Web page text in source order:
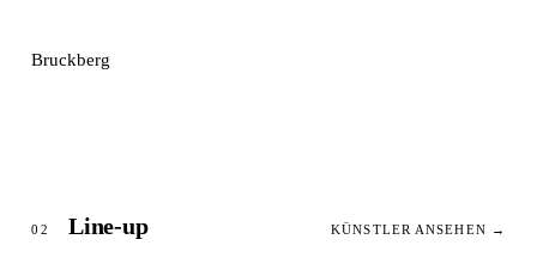
Bruckberg
02 Line-up KÜNSTLER ANSEHEN →